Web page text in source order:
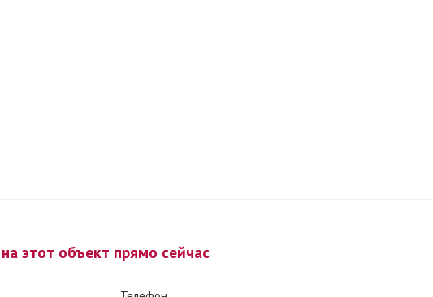
этот объект прямо сейчас